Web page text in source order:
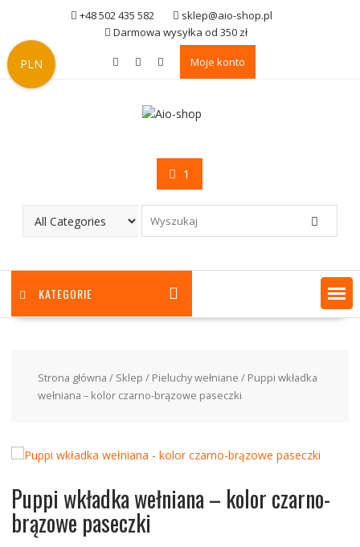
content
+48 502 435 582
sklep@aio-shop.pl
Darmowa wysyłka od 350 zł
Moje konto
1
KATEGORIE
Strona główna / Sklep / Pieluchy wełniane / Puppi wkładka
wełniana – kolor czarno-brązowe paseczki
Puppi wkładka wełniana – kolor czarno-
brązowe paseczki
PLN